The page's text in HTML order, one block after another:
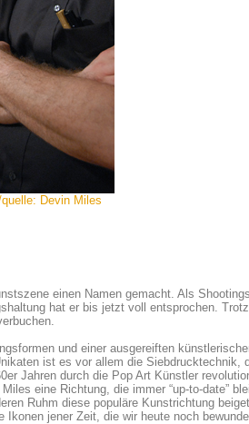
Devin Miles
einen Namen gemacht. Als
hat er bis jetzt voll entsprochen. Trotz
und einer ausgereiften
ist es vor allem die Siebdrucktechnik,
Jahren durch die Pop Art Künstler
eine Richtung, die immer “up-to-date”
Ruhm diese populäre Kunstrichtung
jener Zeit, die wir heute noch